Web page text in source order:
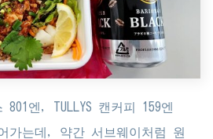
엔, TULLYS 캔커피 159엔
가는데, 약간 서브웨이처럼 원